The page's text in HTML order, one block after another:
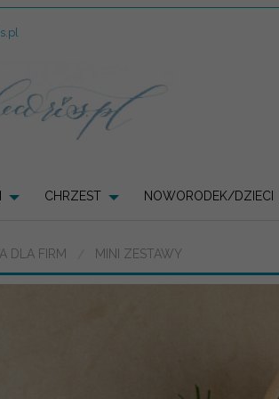
CHRZEST NOWORODEK/DZIECI
DLA FIRM MINI ZESTAWY